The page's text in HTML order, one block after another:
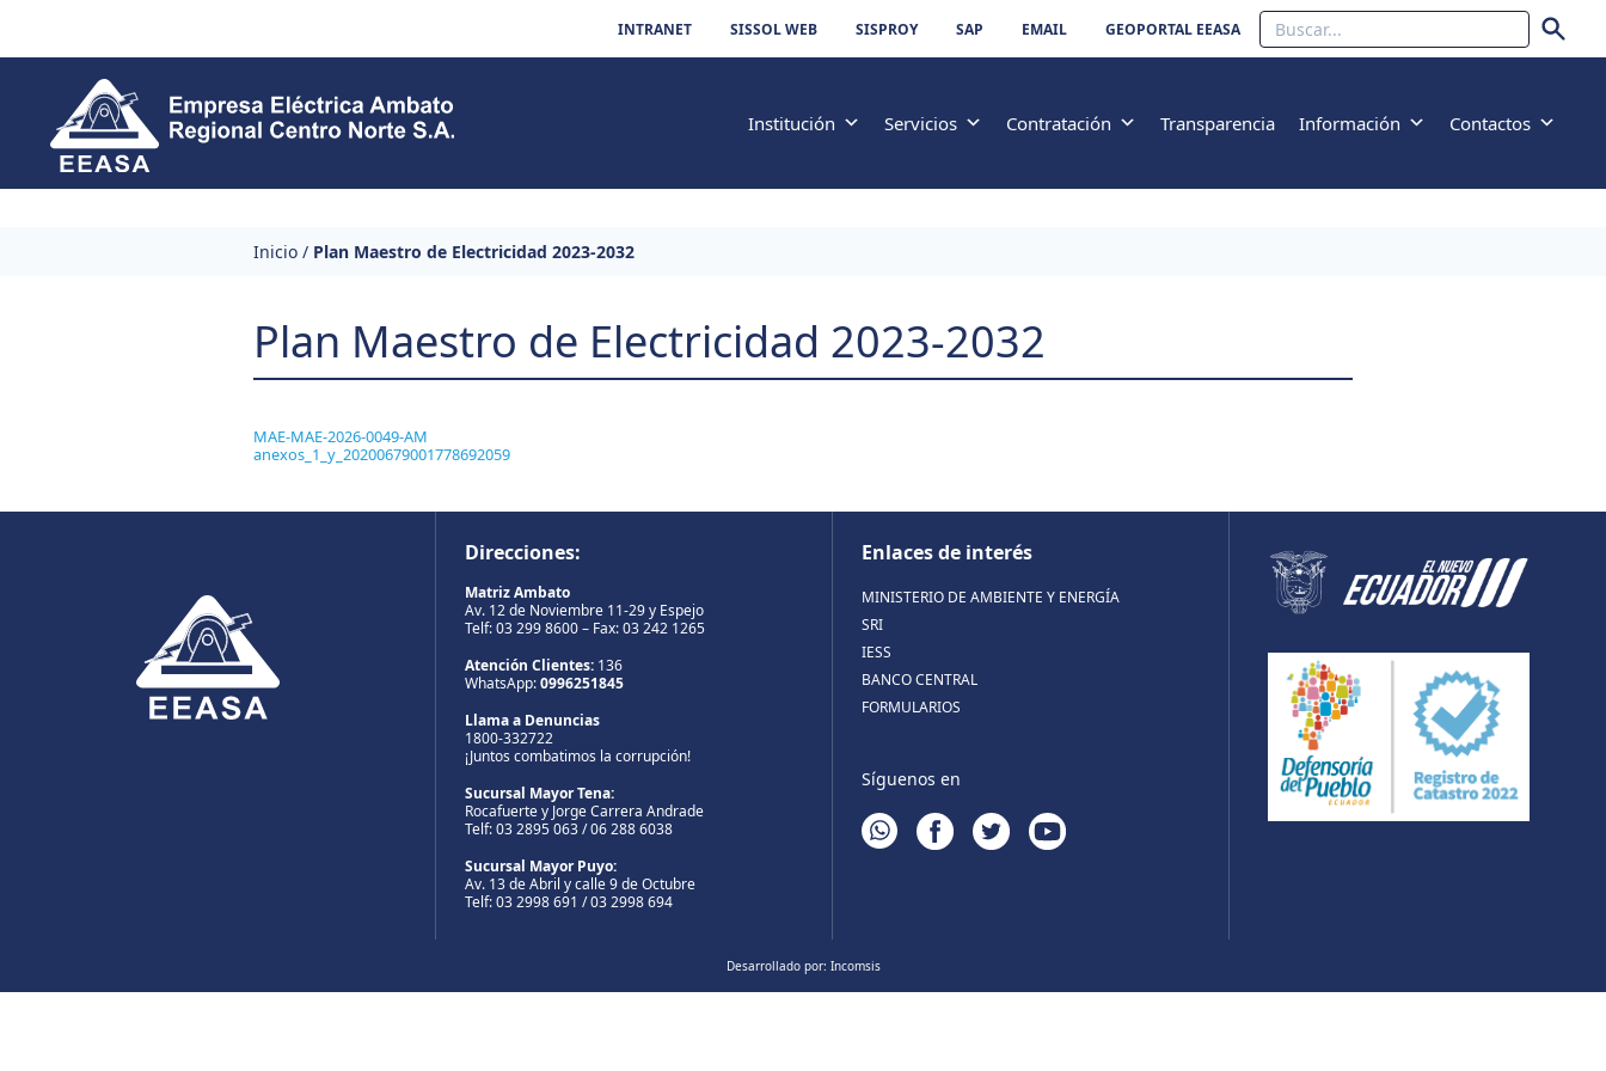
INTRANET SISSOL WEB SISPROY SAP EMAIL GEOPORTAL EEASA Buscar
Institución Servicios Contratación Transparencia Información Contactos
Inicio / Plan Maestro de Electricidad 2023-2032
Plan Maestro de Electricidad 2023-2032
MAE-MAE-2026-0049-AM
anexos_1_y_20200679001778692059
Direcciones:
Matriz Ambato
Av. 12 de Noviembre 11-29 y Espejo
Telf: 03 299 8600 – Fax: 03 242 1265
Atención Clientes: 136
WhatsApp:0996251845
Llama a Denuncias
1800-332722
¡Juntos combatimos la corrupción!
Sucursal Mayor Tena:
Rocafuerte y Jorge Carrera Andrade
Telf: 03 2895 063 / 06 288 6038
Sucursal Mayor Puyo:
Av. 13 de Abril y calle 9 de Octubre
Telf: 03 2998 691 / 03 2998 694
Enlaces de interés
MINISTERIO DE AMBIENTE Y ENERGÍA
SRI
IESS
BANCO CENTRAL
FORMULARIOS
Síguenos en
WHATSAPPFACEBOOKTWITTERYOUTUBE
Desarrollado por: Incomsis